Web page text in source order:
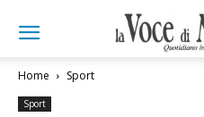
Home Sport
Sport